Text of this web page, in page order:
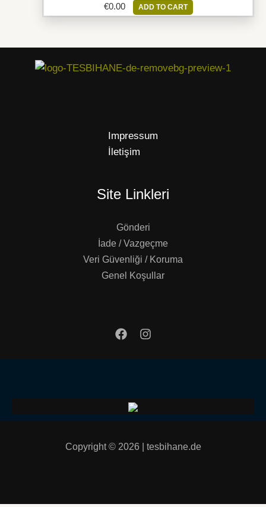
€0.00 ADD TO CART
Impressum
İletişim
Site Linkleri
Gönderi
İade / Vazgeçme
Veri Güvenliği / Koruma
Genel Koşullar
Copyright © 2026 | tesbihane.de